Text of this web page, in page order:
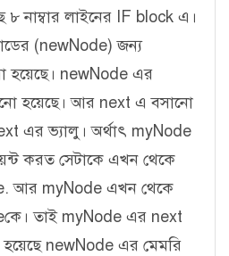
৮ নাম্বার লাইনের IF block এ।
(newNode) জন্য
হয়েছে। newNode এর
হয়েছে। আর next এ বসানো
এর ভ্যালু। অর্থাৎ myNode
করত সেটাকে এখন থেকে
আর myNode এখন থেকে
তাই myNode এর next
newNode এর মেমরি